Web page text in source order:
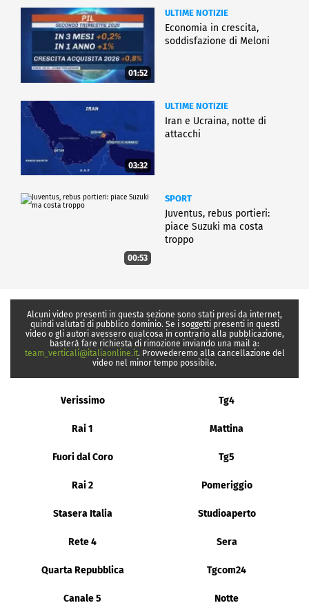
01:52
ULTIME NOTIZIE
Economia in crescita,
soddisfazione di Meloni
03:32
ULTIME NOTIZIE
Iran e Ucraina, notte di
attacchi
00:53
SPORT
Juventus, rebus portieri:
piace Suzuki ma costa
troppo
Alcuni video presenti in questa sezione sono stati presi da internet,
quindi valutati di pubblico dominio. Se i soggetti presenti in questi
video o gli autori avessero qualcosa in contrario alla pubblicazione,
basterà fare richiesta di rimozione inviando una mail a:
team_verticali@italiaonline.it. Provvederemo alla cancellazione del
video nel minor tempo possibile.
Verissimo Tg4
Rai 1 Mattina
Fuori dal Coro Tg5
Rai 2 Pomeriggio
Stasera Italia Studioaperto
Rete 4 Sera
Quarta Repubblica Tgcom24
Canale 5 Notte